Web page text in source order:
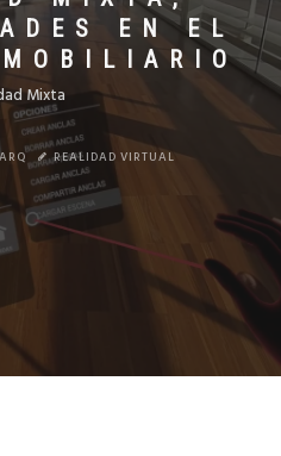
EN EL
Mixta
REALIDAD VIRTUAL